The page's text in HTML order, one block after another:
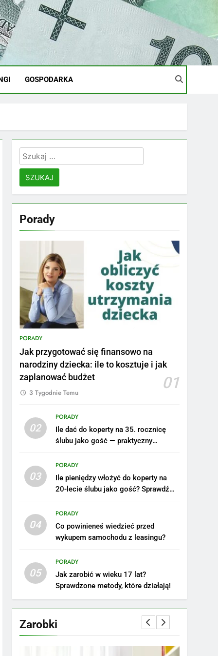
GOSPODARKA
Szukaj:
Porady
PORADY
Jak przygotować się finansowo na
narodziny dziecka: ile to kosztuje i jak
zaplanować budżet
01
3 Tygodnie Temu
02
PORADY
Ile dać do koperty na 35. rocznicę
ślubu jako gość — praktyczny
03
PORADY
Ile pieniędzy włożyć do koperty na
20-lecie ślubu jako gość? Sprawdź
04
PORADY
Co powinieneś wiedzieć przed
wykupem samochodu z leasingu?
05
PORADY
Jak zarobić w wieku 17 lat?
Sprawdzone metody, które działają!
Zarobki
na tym stanowisku
ZAROBKI
szkole: pomysły i